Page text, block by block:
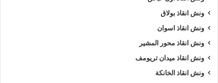
ونش انقاذ بولاق
ونش انقاذ اسوان
ونش انقاذ محور المشير
ونش انقاذ ميدان تريومف
ونش انقاذ الخانكة